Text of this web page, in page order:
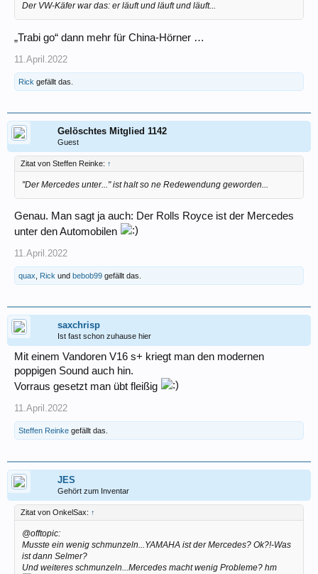
Der VW-Käfer war das: er läuft und läuft und läuft...
„Trabi go“ dann mehr für China-Hörner …
11.April.2022
Rick gefällt das.
Gelöschtes Mitglied 1142
Guest
Zitat von Steffen Reinke: ↑
"Der Mercedes unter..." ist halt so ne Redewendung geworden...
Genau. Man sagt ja auch: Der Rolls Royce ist der Mercedes
unter den Automobilen
11.April.2022
quax Rick und bebob99 gefällt das.
saxchrisp
Ist fast schon zuhause hier
Mit einem Vandoren V16 s+ kriegt man den modernen
poppigen Sound auch hin.
Vorraus gesetzt man übt fleißig
11.April.2022
Steffen Reinke gefällt das.
JES
Gehört zum Inventar
Zitat von OnkelSax: ↑
@offtopic:
Musste ein wenig schmunzeln...YAMAHA ist der Mercedes? Ok?!-Was
ist dann Selmer?
Und weiteres schmunzeln...Mercedes macht wenig Probleme? hm